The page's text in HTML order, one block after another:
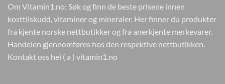
Om Vitamin1.no: Søk og finn de beste prisene innen
kosttilskudd, vitaminer og mineraler. Her finner du produkter
fra kjente norske nettbutikker og fra anerkjente merkevarer.
Handelen gjennomføres hos den respektive nettbutikken.
Kontakt oss hei ( a ) vitamin1.no